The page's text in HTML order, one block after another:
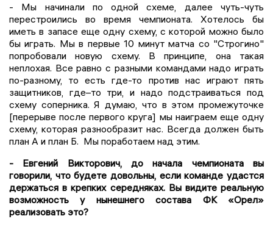
- Мы начинали по одной схеме, далее чуть-чуть
перестроились во время чемпионата. Хотелось бы
иметь в запасе еще одну схему, с которой можно было
бы играть. Мы в первые 10 минут матча со "Строгино"
попробовали новую схему. В принципе, она такая
неплохая. Все равно с разными командами надо играть
по-разному, то есть где-то против нас играют пять
защитников, где–то три, и надо подстраиваться под
схему соперника. Я думаю, что в этом промежуточке
[перерыве после первого круга] мы наиграем еще одну
схему, которая разнообразит нас. Всегда должен быть
план А и план Б. Мы поработаем над этим.
- Евгений Викторович, до начала чемпионата вы
говорили, что будете довольны, если команде удастся
держаться в крепких середняках. Вы видите реальную
возможность у нынешнего состава ФК «Орел»
реализовать это?